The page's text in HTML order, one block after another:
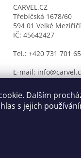
Dalším
s jejich
CARVEL.CZ
Třebíčská 1678/60
594 01 Velké Meziříčí
IČ: 45642427
Tel.: +420 731 701
E-mail: